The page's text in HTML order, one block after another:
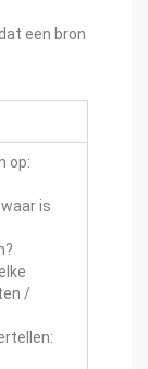
een bron
op:
is
/